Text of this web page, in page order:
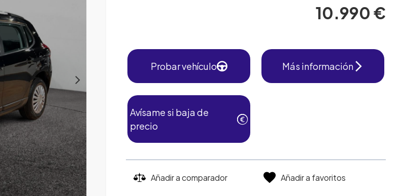
10.990 €
Probar vehículo Más información
Avísame si baja de
precio
Añadir a comparador Añadir a favoritos